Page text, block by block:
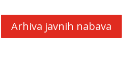
Arhiva javnih nabava